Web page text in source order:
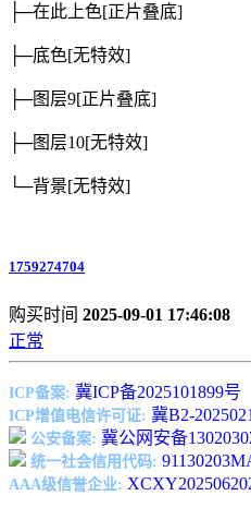
├─在此上色[正片叠底]
├─底色[无特效]
├─图层9[正片叠底]
├─图层10[无特效]
└─背景[无特效]
1759274704
购买时间 2025-09-01 17:46:08
正常
ICP备案: 冀ICP备2025101899号
ICP增值电信许可证: 冀B2-
公安备案: 冀公网安备
统一社会信用代码:
AAA级信誉企业: